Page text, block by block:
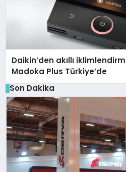
Daikin’den akıllı
Madoka Plus Türkiye’de
Son Dakika